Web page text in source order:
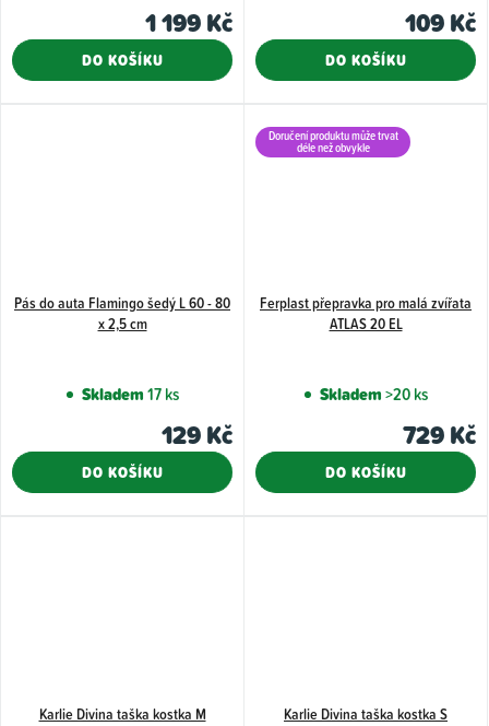
1 199 Kč
DO KOŠÍKU
109 Kč
DO KOŠÍKU
Pás do auta Flamingo šedý L 60 - 80
x 2,5 cm
Skladem17 ks
129 Kč
DO KOŠÍKU
Doručení produktu může trvat
déle než obvykle
Ferplast přepravka pro malá zvířata
ATLAS 20 EL
Skladem>20 ks
729 Kč
DO KOŠÍKU
Karlie Divina taška kostka M Karlie Divina taška kostka S